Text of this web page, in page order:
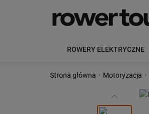
ROWERY ELEKTRYCZNE
Strona główna › Motoryzacja ›